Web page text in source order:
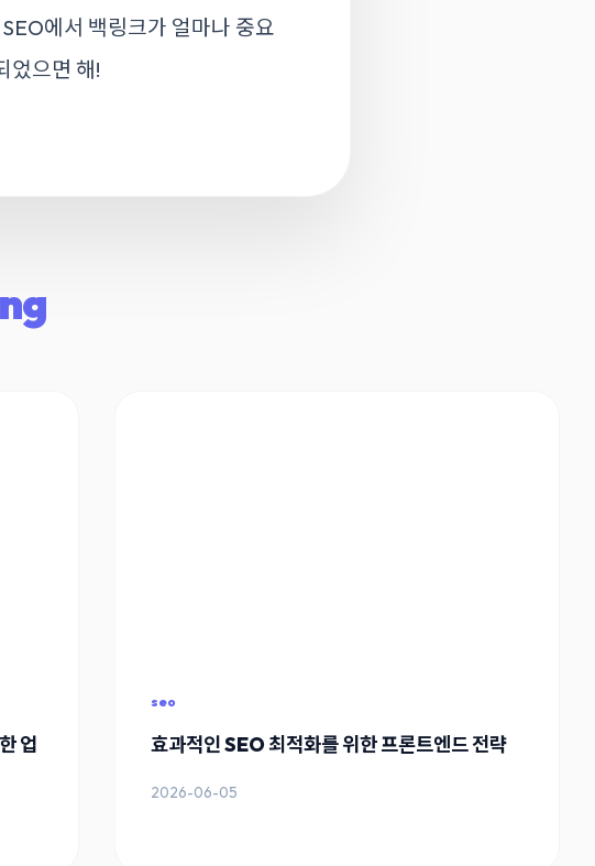
에서 백링크가 얼마나 중요
었으면 해!
업
seo
효과적인 SEO 최적화를 위한 프론트엔드 전략
2026-06-05